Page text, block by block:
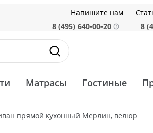
Напишите нам
8 (495) 640-00-20
8
Матрасы Гостиные
прямой кухонный Мерлин, велюр